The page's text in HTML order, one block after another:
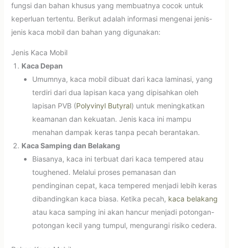
fungsi dan bahan khusus yang membuatnya cocok untuk
keperluan tertentu. Berikut adalah informasi mengenai jenis-
jenis kaca mobil dan bahan yang digunakan:
Jenis Kaca Mobil
Kaca Depan
Umumnya, kaca mobil dibuat dari kaca laminasi, yang
terdiri dari dua lapisan kaca yang dipisahkan oleh
lapisan PVB (Polyvinyl Butyral) untuk meningkatkan
keamanan dan kekuatan. Jenis kaca ini mampu
menahan dampak keras tanpa pecah berantakan.
Kaca Samping dan Belakang
Biasanya, kaca ini terbuat dari kaca tempered atau
toughened. Melalui proses pemanasan dan
pendinginan cepat, kaca tempered menjadi lebih keras
dibandingkan kaca biasa. Ketika pecah, kaca belakang
atau kaca samping ini akan hancur menjadi potongan-
potongan kecil yang tumpul, mengurangi risiko cedera.